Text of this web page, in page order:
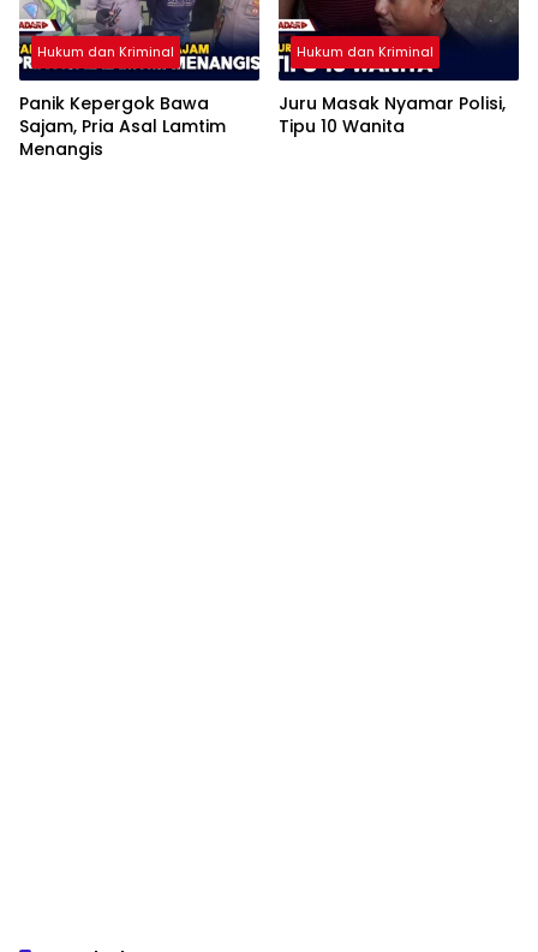
Hukum dan Kriminal
Panik Kepergok Bawa
Sajam, Pria Asal Lamtim
Menangis
Hukum dan Kriminal
Juru Masak Nyamar Polisi,
Tipu 10 Wanita